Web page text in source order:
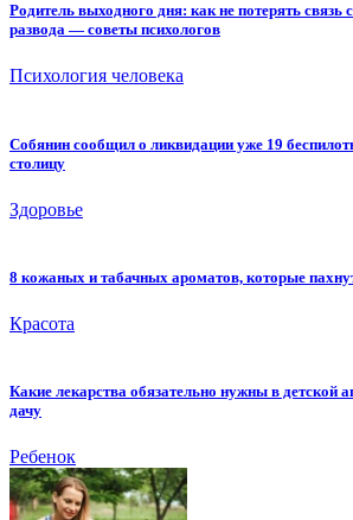
Родитель выходного дня: как не потерять связь
развода — советы психологов
Психология человека
Собянин сообщил о ликвидации уже 19
столицу
Здоровье
8 кожаных и табачных ароматов, которые
Красота
Какие лекарства обязательно нужны в детской
дачу
Ребенок